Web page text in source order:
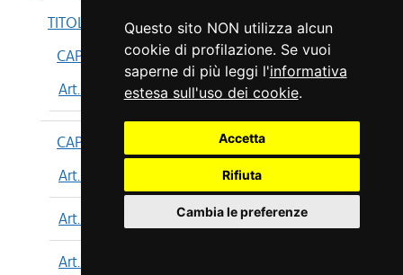
Questo sito NON utilizza alcun
cookie di profilazione. Se vuoi
saperne di più leggi l'informativa
estesa sull'uso dei cookie.
Accetta
Rifiuta
Cambia le preferenze
TITOLO I
CAPO I
Art. 199
CAPO II
Art. 200
Art. 201
Art. 202